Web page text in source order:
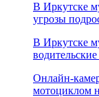
В Иркутске
угрозы
В Иркутске
Онлайн-
мотоциклом